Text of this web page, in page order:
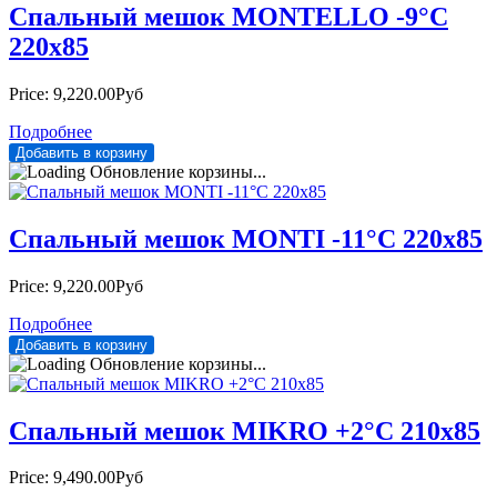
Спальный мешок MONTELLO -9°С
220х85
Price: 9,220.00Руб
Подробнее
Обновление корзины...
Спальный мешок MONTI -11°С 220х85
Price: 9,220.00Руб
Подробнее
Обновление корзины...
Спальный мешок MIKRO +2°С 210х85
Price: 9,490.00Руб